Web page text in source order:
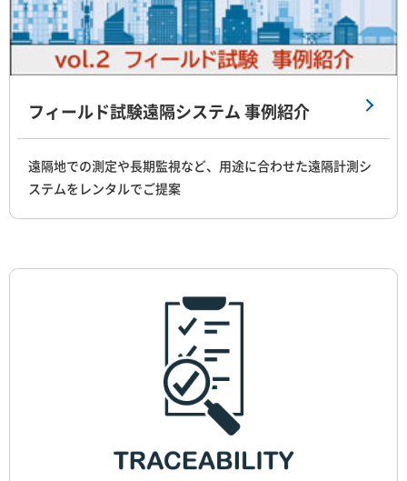
フィールド試験遠隔システム 事例紹介
遠隔地での測定や長期監視など、用途に合わせた遠隔計測シ
ステムをレンタルでご提案